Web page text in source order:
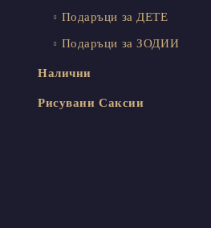
Подаръци за ДЕТЕ
Подаръци за ЗОДИИ
Налични
Рисувани Саксии